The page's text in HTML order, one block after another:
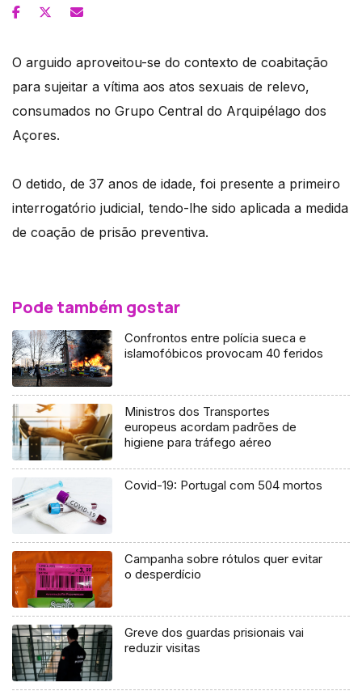
O arguido aproveitou-se do contexto de coabitação
para sujeitar a vítima aos atos sexuais de relevo,
consumados no Grupo Central do Arquipélago dos
Açores.
O detido, de 37 anos de idade, foi presente a primeiro
interrogatório judicial, tendo-lhe sido aplicada a medida
de coação de prisão preventiva.
Pode também gostar
Confrontos entre polícia sueca e
islamofóbicos provocam 40 feridos
Ministros dos Transportes
europeus acordam padrões de
higiene para tráfego aéreo
Covid-19: Portugal com 504 mortos
Campanha sobre rótulos quer evitar
o desperdício
Greve dos guardas prisionais vai
reduzir visitas